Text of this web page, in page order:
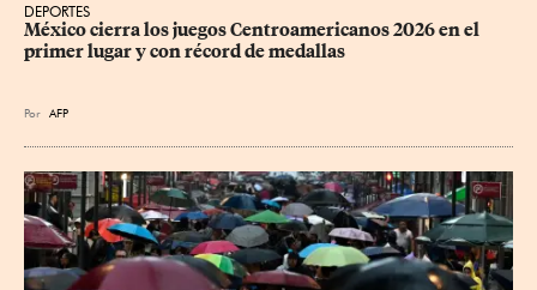
DEPORTES
México cierra los juegos Centroamericanos 2026 en el
primer lugar y con récord de medallas
Por AFP